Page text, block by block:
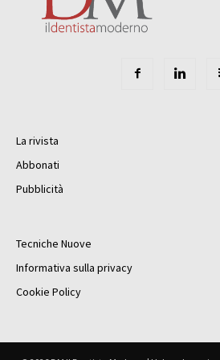
La rivista
Abbonati
Pubblicità
Tecniche Nuove
Informativa sulla privacy
Cookie Policy